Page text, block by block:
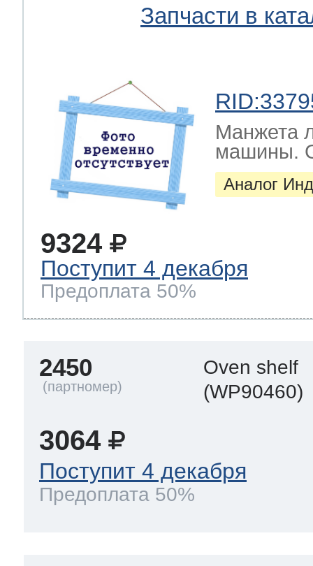
Запчасти в
Манжета
машины.
Аналог
9324
Поступит 4 декабря
Предоплата 50%
2450
Oven shelf
(WP90460)
3064
Поступит 4 декабря
Предоплата 50%